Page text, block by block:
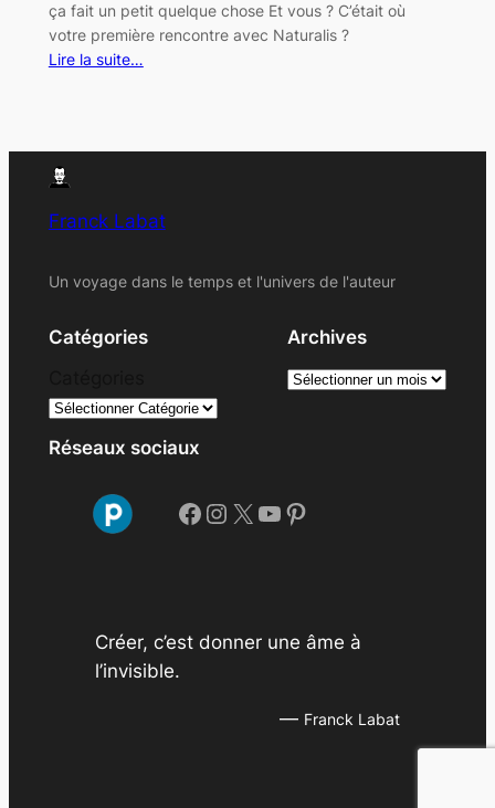
ça fait un petit quelque chose Et vous ? C’était où
votre première rencontre avec Naturalis ?
Lire la suite…
Franck Labat
Un voyage dans le temps et l'univers de l'auteur
Catégories
Archives
A
v
Réseaux sociaux
Facebook Instagram X YouTube Pinterest
Créer, c’est donner une âme à
l’invisible.
— Franck Labat